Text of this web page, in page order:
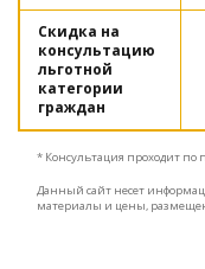
Скидка на
консультацию
льготной
категории
граждан
* Консультация проходит по
Данный сайт несет
материалы и цены,